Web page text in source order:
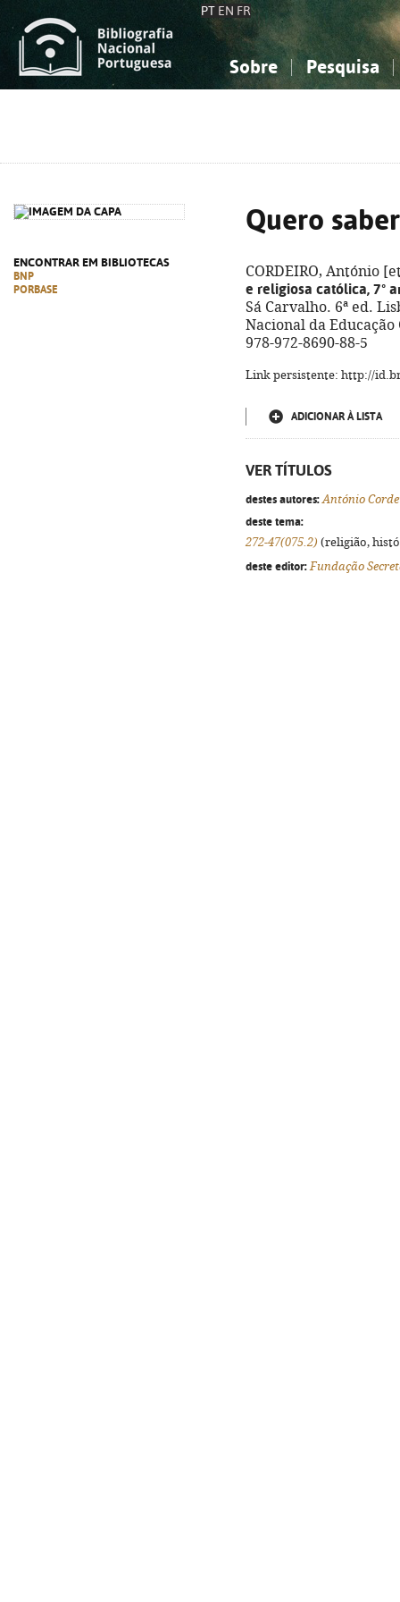
PT EN FR
Sobre Pesquisa
ENCONTRAR EM BIBLIOTECAS
BNP
PORBASE
Quero
CORDEIRO, António
e religiosa católica, 7º
Sá Carvalho. 6ª ed.
Nacional da Educação
978-972-8690-88-5
Link persistente: http://
ADICIONAR À LISTA
VER TÍTULOS
destes autores: António
deste tema:
272-47(075.2) (religião,
deste editor: Fundação